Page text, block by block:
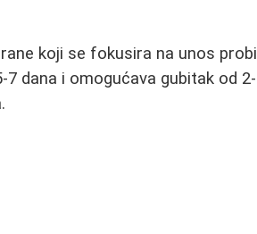
koji se fokusira na unos
dana i omogućava gubitak od